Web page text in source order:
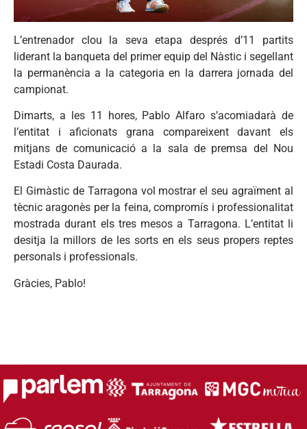
L’entrenador clou la seva etapa després d’11 partits
liderant la banqueta del primer equip del Nàstic i segellant
la permanència a la categoria en la darrera jornada del
campionat.
Dimarts, a les 11 hores, Pablo Alfaro s’acomiadarà de
l’entitat i aficionats grana compareixent davant els
mitjans de comunicació a la sala de premsa del Nou
Estadi Costa Daurada.
El Gimàstic de Tarragona vol mostrar el seu agraïment al
tècnic aragonès per la feina, compromís i professionalitat
mostrada durant els tres mesos a Tarragona. L’entitat li
desitja la millors de les sorts en els seus propers reptes
personals i professionals.
Gràcies, Pablo!